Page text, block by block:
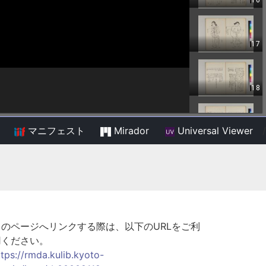
マニフェスト Mirador Universal Viewer
ページへリンクする際は、以下のURLをご利
ださい。
rmda.kulib.kyoto-